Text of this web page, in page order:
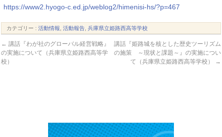
https://www2.hyogo-c.ed.jp/weblog2/himenisi-hs/?p=467
カテゴリー :活動情報 ,活動報告 ,兵庫県立姫路西高等学校
← 講話『わが社のグローバル経営戦略』
の実施について（兵庫県立姫路西高等学
校）
講話『姫路城を核とした歴史ツーリズム
の施策 ～現状と課題～』の実施につい
て（兵庫県立姫路西高等学校）
→